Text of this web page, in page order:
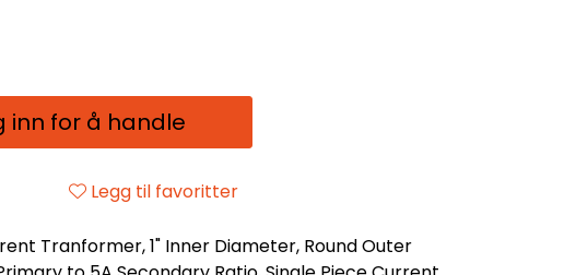
inn for å handle
Legg til favoritter
Tranformer, 1" Inner Diameter, Round Outer